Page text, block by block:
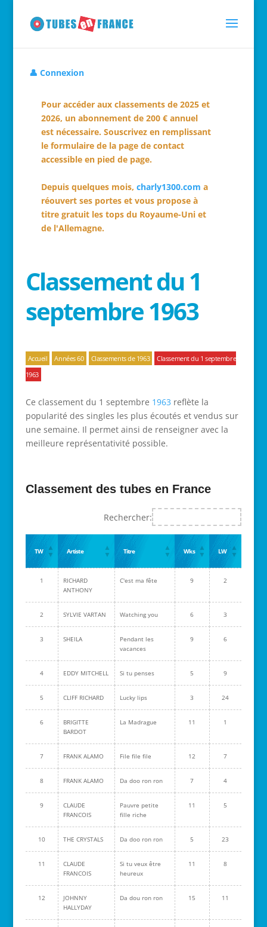
👤 Connexion
Pour accéder aux classements de 2025 et
2026, un abonnement de 200 € annuel
est nécessaire. Souscrivez en remplissant
le formulaire de la page de contact
accessible en pied de page.
Depuis quelques mois, charly1300.com a
réouvert ses portes et vous propose à
titre gratuit les tops du Royaume-Uni et
de l'Allemagne.
Classement du 1
septembre 1963
Accueil Années 60 Classements de 1963
Classement du 1 septembre
1963
Ce classement du 1 septembre 1963 reflète la
popularité des singles les plus écoutés et vendus sur
une semaine. Il permet ainsi de renseigner avec la
meilleure représentativité possible.
Classement des tubes en France
Rechercher:
TW Artiste Titre Wks LW
1
RICHARD
ANTHONY
C'est ma fête 9 2
2 SYLVIE VARTAN Watching you 6 3
3 SHEILA
Pendant les
vacances
9 6
4 EDDY MITCHELL Si tu penses 5 9
5 CLIFF RICHARD Lucky lips 3 24
6
BRIGITTE
BARDOT
La Madrague 11 1
7 FRANK ALAMO File file file 12 7
8 FRANK ALAMO Da doo ron ron 7 4
9
CLAUDE
FRANCOIS
Pauvre petite
fille riche
11 5
10 THE CRYSTALS Da doo ron ron 5 23
11
CLAUDE
FRANCOIS
Si tu veux être
heureux
11 8
12
JOHNNY
HALLYDAY
Da dou ron ron 15 11